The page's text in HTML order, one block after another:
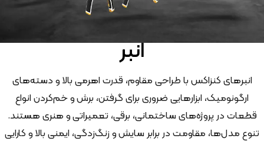
انبر
انبرهای کنزاکس با طراحی مقاوم، قدرت اهرمی بالا و دسته‌های
ارگونومیک، ابزارهایی ضروری برای گرفتن، برش و خم‌کردن انواع
قطعات در پروژه‌های ساختمانی، برقی، تعمیراتی و هنری هستند.
تنوع مدل‌ها، مقاومت در برابر سایش و زنگ‌زدگی، ایمنی بالا و کارایی